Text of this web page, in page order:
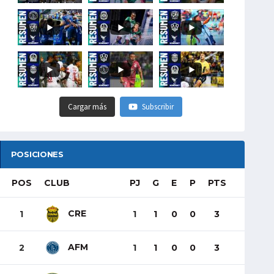
#LigaHondubet
Cargar más Subscribir
POSICIONES
POS CLUB PJ G E P PTS
1 CRE 1 1 0 0 3
2 AFM 1 1 0 0 3